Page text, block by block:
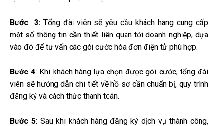
Bước 3: Tổng đài viên sẽ yêu cầu khách hàng cung cấp
một số thông tin cần thiết liên quan tới doanh nghiệp, dựa
vào đó để tư vấn các gói cước hóa đơn điện tử phù hợp.
Bước 4: Khi khách hàng lựa chọn được gói cước, tổng đài
viên sẽ hướng dẫn chi tiết về hồ sơ cần chuẩn bị, quy trình
đăng ký và cách thức thanh toán.
Bước 5: Sau khi khách hàng đăng ký dịch vụ thành công,